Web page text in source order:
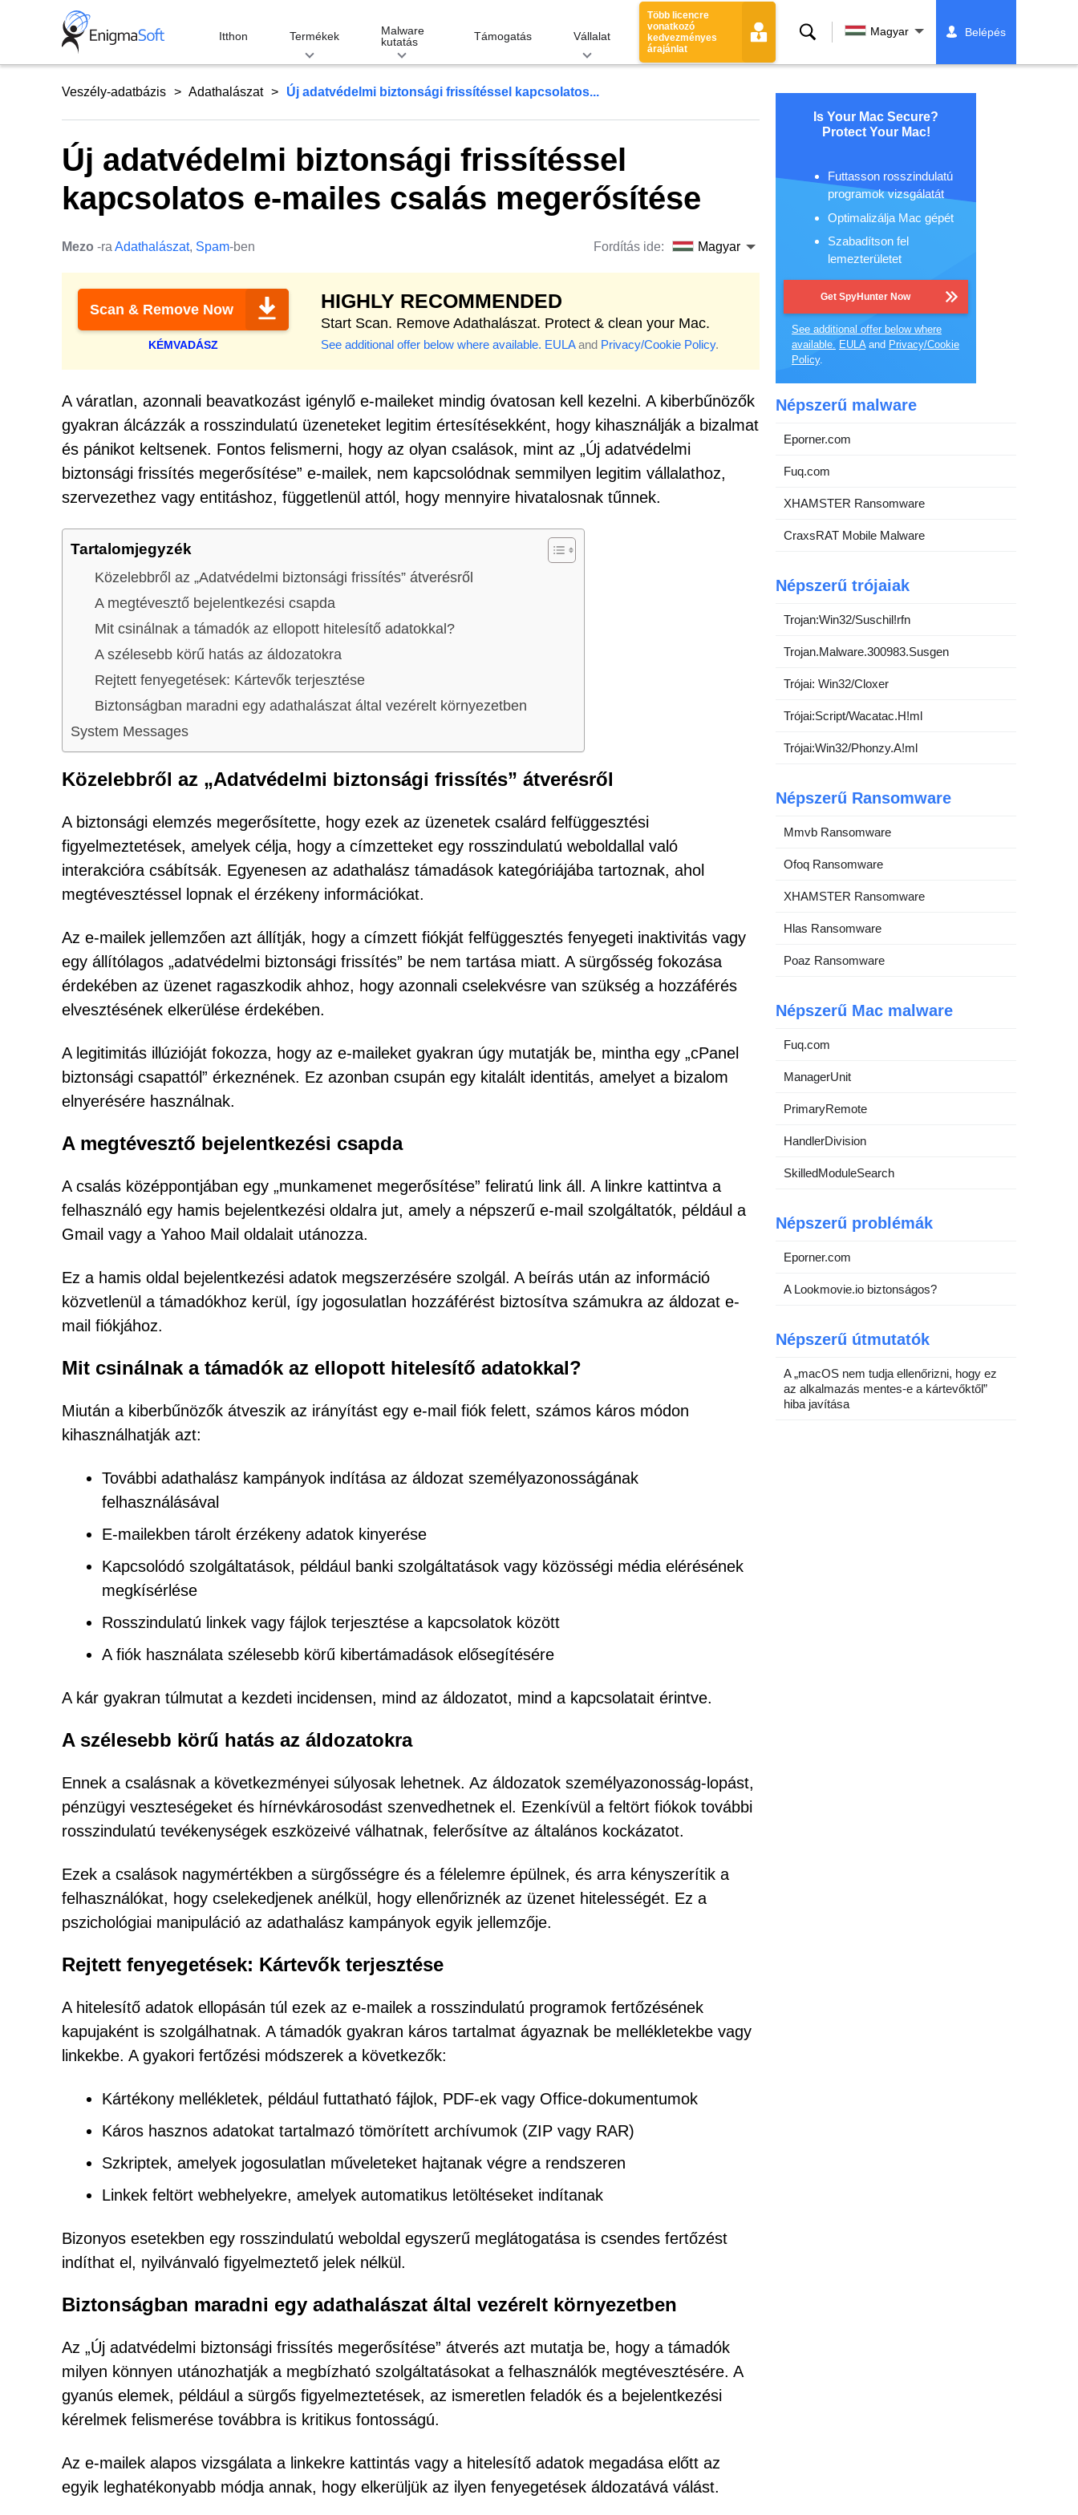
Itthon Termékek
Malware
kutatás
Támogatás Vállalat
Több licencre
vonatkozó
kedvezményes
árajánlat
Keresés Magyar Belépés
Veszély-adatbázis Adathalászat Új adatvédelmi biztonsági frissítéssel kapcsolatos...
Új adatvédelmi biztonsági frissítéssel
kapcsolatos e-mailes csalás megerősítése
Mezo -ra Adathalászat, Spam-ben Fordítás ide: Magyar
Scan & Remove Now
KÉMVADÁSZ
HIGHLY RECOMMENDED
Start Scan. Remove Adathalászat. Protect & clean your Mac.
See additional offer below where available. EULAand Privacy/Cookie Policy.
A váratlan, azonnali beavatkozást igénylő e-maileket mindig óvatosan kell kezelni. A kiberbűnözők
gyakran álcázzák a rosszindulatú üzeneteket legitim értesítésekként, hogy kihasználják a bizalmat
és pánikot keltsenek. Fontos felismerni, hogy az olyan csalások, mint az „Új adatvédelmi
biztonsági frissítés megerősítése” e-mailek, nem kapcsolódnak semmilyen legitim vállalathoz,
szervezethez vagy entitáshoz, függetlenül attól, hogy mennyire hivatalosnak tűnnek.
Tartalomjegyzék
Közelebbről az „Adatvédelmi biztonsági frissítés” átverésről
A megtévesztő bejelentkezési csapda
Mit csinálnak a támadók az ellopott hitelesítő adatokkal?
A szélesebb körű hatás az áldozatokra
Rejtett fenyegetések: Kártevők terjesztése
Biztonságban maradni egy adathalászat által vezérelt környezetben
System Messages
Közelebbről az „Adatvédelmi biztonsági frissítés” átverésről
A biztonsági elemzés megerősítette, hogy ezek az üzenetek csalárd felfüggesztési
figyelmeztetések, amelyek célja, hogy a címzetteket egy rosszindulatú weboldallal való
interakcióra csábítsák. Egyenesen az adathalász támadások kategóriájába tartoznak, ahol
megtévesztéssel lopnak el érzékeny információkat.
Az e-mailek jellemzően azt állítják, hogy a címzett fiókját felfüggesztés fenyegeti inaktivitás vagy
egy állítólagos „adatvédelmi biztonsági frissítés” be nem tartása miatt. A sürgősség fokozása
érdekében az üzenet ragaszkodik ahhoz, hogy azonnali cselekvésre van szükség a hozzáférés
elvesztésének elkerülése érdekében.
A legitimitás illúzióját fokozza, hogy az e-maileket gyakran úgy mutatják be, mintha egy „cPanel
biztonsági csapattól” érkeznének. Ez azonban csupán egy kitalált identitás, amelyet a bizalom
elnyerésére használnak.
A megtévesztő bejelentkezési csapda
A csalás középpontjában egy „munkamenet megerősítése” feliratú link áll. A linkre kattintva a
felhasználó egy hamis bejelentkezési oldalra jut, amely a népszerű e-mail szolgáltatók, például a
Gmail vagy a Yahoo Mail oldalait utánozza.
Ez a hamis oldal bejelentkezési adatok megszerzésére szolgál. A beírás után az információ
közvetlenül a támadókhoz kerül, így jogosulatlan hozzáférést biztosítva számukra az áldozat e-
mail fiókjához.
Mit csinálnak a támadók az ellopott hitelesítő adatokkal?
Miután a kiberbűnözők átveszik az irányítást egy e-mail fiók felett, számos káros módon
kihasználhatják azt:
További adathalász kampányok indítása az áldozat személyazonosságának
felhasználásával
E-mailekben tárolt érzékeny adatok kinyerése
Kapcsolódó szolgáltatások, például banki szolgáltatások vagy közösségi média elérésének
megkísérlése
Rosszindulatú linkek vagy fájlok terjesztése a kapcsolatok között
A fiók használata szélesebb körű kibertámadások elősegítésére
A kár gyakran túlmutat a kezdeti incidensen, mind az áldozatot, mind a kapcsolatait érintve.
A szélesebb körű hatás az áldozatokra
Ennek a csalásnak a következményei súlyosak lehetnek. Az áldozatok személyazonosság-lopást,
pénzügyi veszteségeket és hírnévkárosodást szenvedhetnek el. Ezenkívül a feltört fiókok további
rosszindulatú tevékenységek eszközeivé válhatnak, felerősítve az általános kockázatot.
Ezek a csalások nagymértékben a sürgősségre és a félelemre épülnek, és arra kényszerítik a
felhasználókat, hogy cselekedjenek anélkül, hogy ellenőriznék az üzenet hitelességét. Ez a
pszichológiai manipuláció az adathalász kampányok egyik jellemzője.
Rejtett fenyegetések: Kártevők terjesztése
A hitelesítő adatok ellopásán túl ezek az e-mailek a rosszindulatú programok fertőzésének
kapujaként is szolgálhatnak. A támadók gyakran káros tartalmat ágyaznak be mellékletekbe vagy
linkekbe. A gyakori fertőzési módszerek a következők:
Kártékony mellékletek, például futtatható fájlok, PDF-ek vagy Office-dokumentumok
Káros hasznos adatokat tartalmazó tömörített archívumok (ZIP vagy RAR)
Szkriptek, amelyek jogosulatlan műveleteket hajtanak végre a rendszeren
Linkek feltört webhelyekre, amelyek automatikus letöltéseket indítanak
Bizonyos esetekben egy rosszindulatú weboldal egyszerű meglátogatása is csendes fertőzést
indíthat el, nyilvánvaló figyelmeztető jelek nélkül.
Biztonságban maradni egy adathalászat által vezérelt környezetben
Az „Új adatvédelmi biztonsági frissítés megerősítése” átverés azt mutatja be, hogy a támadók
milyen könnyen utánozhatják a megbízható szolgáltatásokat a felhasználók megtévesztésére. A
gyanús elemek, például a sürgős figyelmeztetések, az ismeretlen feladók és a bejelentkezési
kérelmek felismerése továbbra is kritikus fontosságú.
Az e-mailek alapos vizsgálata a linkekre kattintás vagy a hitelesítő adatok megadása előtt az
egyik leghatékonyabb módja annak, hogy elkerüljük az ilyen fenyegetések áldozatává válást.
Is Your Mac Secure?
Protect Your Mac!
Futtasson rosszindulatú
programok vizsgálatát
Optimalizálja Mac gépét
Szabadítson fel
lemezterületet
Get SpyHunter Now
See additional offer below where
available. EULAand Privacy/Cookie
Policy.
Népszerű malware
Eporner.com
Fuq.com
XHAMSTER Ransomware
CraxsRAT Mobile Malware
Népszerű trójaiak
Trojan:Win32/Suschil!rfn
Trojan.Malware.300983.Susgen
Trójai: Win32/Cloxer
Trójai:Script/Wacatac.H!ml
Trójai:Win32/Phonzy.A!ml
Népszerű Ransomware
Mmvb Ransomware
Ofoq Ransomware
XHAMSTER Ransomware
Hlas Ransomware
Poaz Ransomware
Népszerű Mac malware
Fuq.com
ManagerUnit
PrimaryRemote
HandlerDivision
SkilledModuleSearch
Népszerű problémák
Eporner.com
A Lookmovie.io biztonságos?
Népszerű útmutatók
A „macOS nem tudja ellenőrizni, hogy ez
az alkalmazás mentes-e a kártevőktől”
hiba javítása